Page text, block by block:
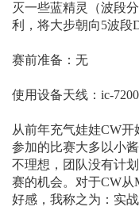
灭一些蓝精灵（波段
利，将大步朝向5波段
赛前准备：无
使用设备天线：ic-
从前年充气娃娃CW
参加的比赛大多以小
不理想，团队没有计
赛的机会。对于CW
好感，我称之为：实